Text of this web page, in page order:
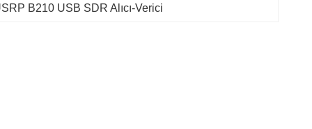
B210 USB SDR Alıcı-Verici